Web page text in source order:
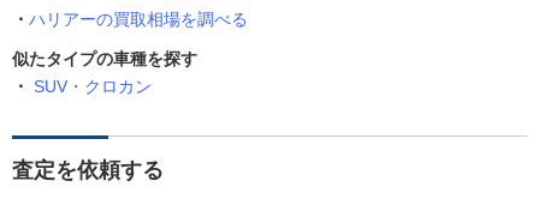
ハリアーの買取相場を調べる
似たタイプの車種を探す
SUV・クロカン
査定を依頼する